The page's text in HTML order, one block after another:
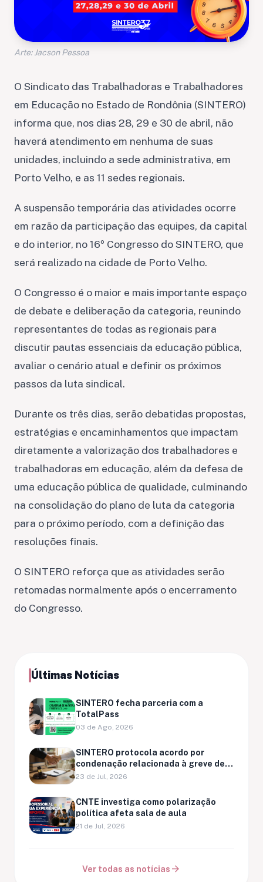
Arte: Jacson Pessoa
O Sindicato das Trabalhadoras e Trabalhadores
em Educação no Estado de Rondônia (SINTERO)
informa que, nos dias 28, 29 e 30 de abril, não
haverá atendimento em nenhuma de suas
unidades, incluindo a sede administrativa, em
Porto Velho, e as 11 sedes regionais.
A suspensão temporária das atividades ocorre
em razão da participação das equipes, da capital
e do interior, no 16º Congresso do SINTERO, que
será realizado na cidade de Porto Velho.
O Congresso é o maior e mais importante espaço
de debate e deliberação da categoria, reunindo
representantes de todas as regionais para
discutir pautas essenciais da educação pública,
avaliar o cenário atual e definir os próximos
passos da luta sindical.
Durante os três dias, serão debatidas propostas,
estratégias e encaminhamentos que impactam
diretamente a valorização dos trabalhadores e
trabalhadoras em educação, além da defesa de
uma educação pública de qualidade, culminando
na consolidação do plano de luta da categoria
para o próximo período, com a definição das
resoluções finais.
O SINTERO reforça que as atividades serão
retomadas normalmente após o encerramento
do Congresso.
Últimas Notícias
SINTERO fecha parceria com a
TotalPass
03 de Ago, 2026
SINTERO protocola acordo por
condenação relacionada à greve de
Ariquemes
23 de Jul, 2026
CNTE investiga como polarização
política afeta sala de aula
21 de Jul, 2026
Ver todas as notícias arrow_forward